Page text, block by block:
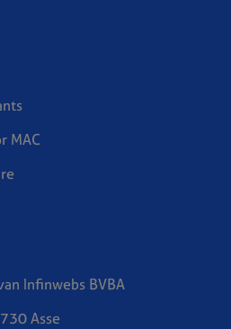
MAC
Infinwebs BVBA
Asse